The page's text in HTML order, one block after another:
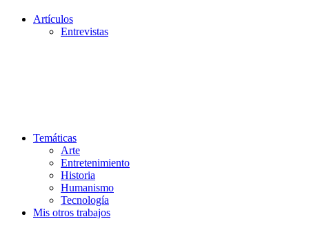
Artículos
Entrevistas
Temáticas
Arte
Entretenimiento
Historia
Humanismo
Tecnología
Mis otros trabajos